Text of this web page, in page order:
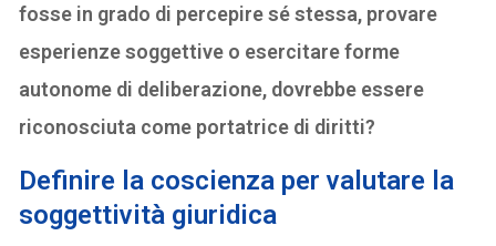
fosse in grado di percepire sé stessa, provare
esperienze soggettive o esercitare forme
autonome di deliberazione, dovrebbe essere
riconosciuta come portatrice di diritti?
Definire la coscienza per valutare la
soggettività giuridica